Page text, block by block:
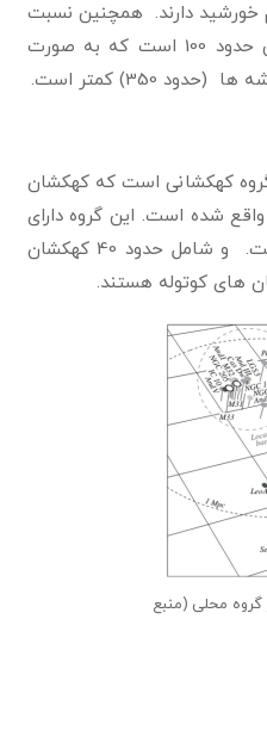
خورشید دارند. همچنین نسبت
جرم به نور گروه های کهکشانی حدود 100 است که به صورت
350) کمتر است.
کهکشانی است که کهکشان
شده است. این گروه دارای
اندازه حدود یک مگا پارسک است. و شامل حدود 40 کهکشان
های کوتوله هستند.
گروه محلی (منبع